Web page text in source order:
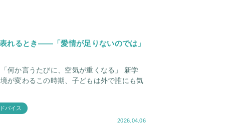
れるとき――「愛情が足りないのでは」
か言うたびに、空気が重くなる」 新学
バイス
2026.04.06